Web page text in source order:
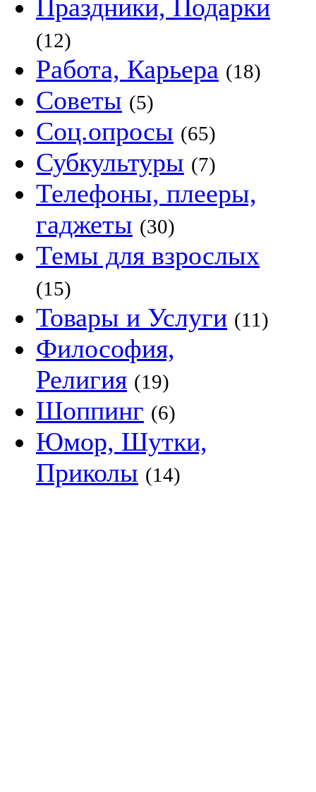
Праздники, Подарки
(12)
Работа, Карьера (18)
Советы (5)
Соц.опросы (65)
Субкультуры (7)
Телефоны, плееры,
гаджеты (30)
Темы для взрослых
(15)
Товары и Услуги (11)
Философия,
Религия (19)
Шоппинг (6)
Юмор, Шутки,
Приколы (14)